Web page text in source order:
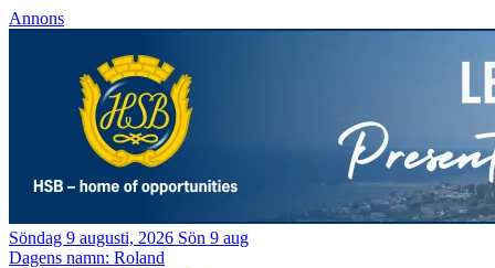
Annons
Söndag 9 augusti, 2026 Sön 9 aug
Dagens namn: Roland